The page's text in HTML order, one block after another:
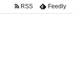
RSS Feedly